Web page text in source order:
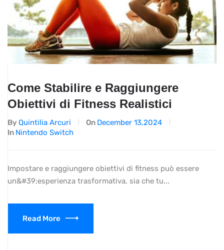
Come Stabilire e Raggiungere
Obiettivi di Fitness Realistici
By Quintilia Arcuri On December 13,2024
In Nintendo Switch
Impostare e raggiungere obiettivi di fitness può essere
un&#39;esperienza trasformativa, sia che tu...
Read More